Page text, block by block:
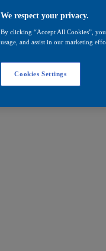
We respect your privacy.
By clicking “Accept All Cookies”,
usage, and assist in our marketing
Cookies Settings